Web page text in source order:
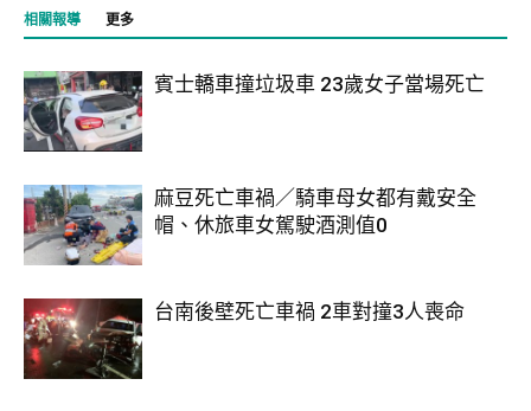
相關報導 更多
賓士轎車撞垃圾車 23歲女子當場死亡
麻豆死亡車禍／騎車母女都有戴安全
帽、休旅車女駕駛酒測值0
台南後壁死亡車禍 2車對撞3人喪命